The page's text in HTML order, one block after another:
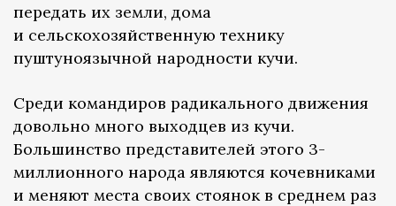
передать их земли, дома
и сельскохозяйственную технику
пуштуноязычной народности кучи.
Среди командиров радикального движения
довольно много выходцев из кучи.
Большинство представителей этого 3-
миллионного народа являются кочевниками
и меняют места своих стоянок в среднем раз